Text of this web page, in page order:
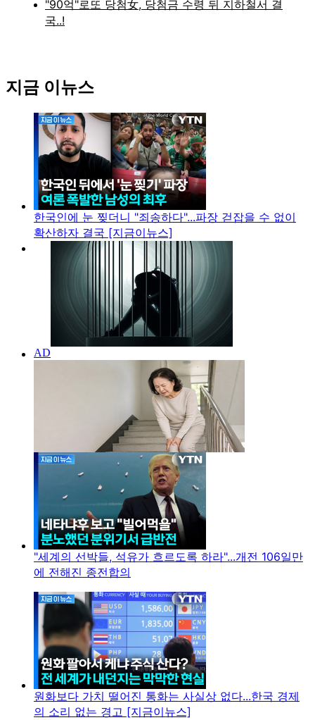
지금 이뉴스
한국인에 눈 찢더니 "죄송하다"...파장 걷잡을 수 없이
확산하자 결국 [지금이뉴스]
"세계의 선박들, 석유가 흐르도록 하라"...개전 106일만
에 전해진 종전합의
원화보다 가치 떨어진 통화는 사실상 없다...한국 경제
의 소리 없는 경고 [지금이뉴스]